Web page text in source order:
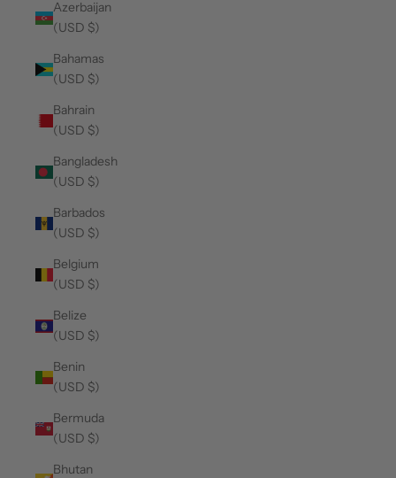
Azerbaijan
(USD $)
Bahamas
(USD $)
Bahrain
(USD $)
Bangladesh
(USD $)
Barbados
(USD $)
Belgium
(USD $)
Belize
(USD $)
Benin
(USD $)
Bermuda
(USD $)
Bhutan